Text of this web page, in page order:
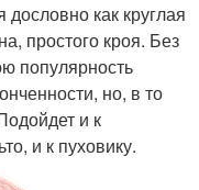
как круглая
простого кроя. Без
популярность
но, в то
и к
и к пуховику.